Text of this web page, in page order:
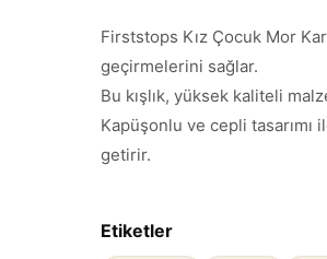
Firststops Kız Çocuk Mor
geçirmelerini sağlar.
Bu kışlık, yüksek kaliteli
Kapüşonlu ve cepli tasarımı
getirir.
Etiketler